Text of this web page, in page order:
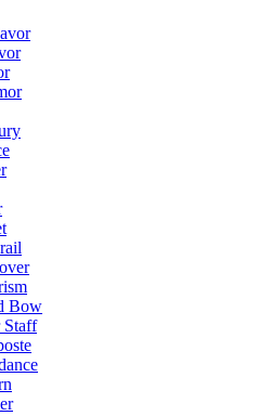
Bow
Staff